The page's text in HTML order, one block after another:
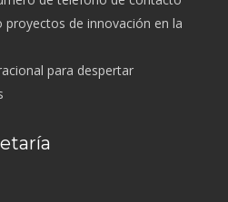
proyectos de innovación en la
para despertar